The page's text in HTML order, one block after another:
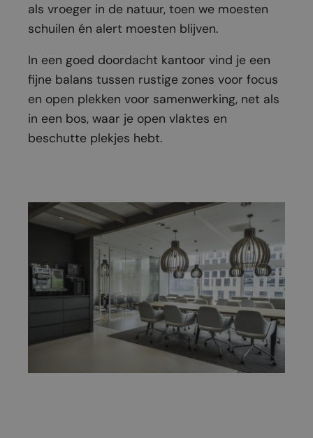
als vroeger in de natuur, toen we moesten
schuilen én alert moesten blijven.
In een goed doordacht kantoor vind je een
fijne balans tussen rustige zones voor focus
en open plekken voor samenwerking, net als
in een bos, waar je open vlaktes en
beschutte plekjes hebt.